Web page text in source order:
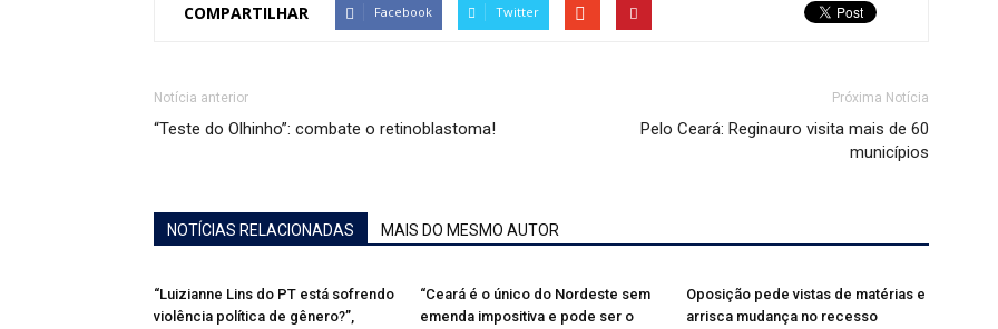
COMPARTILHAR Facebook Twitter
Notícia anterior
“Teste do Olhinho”: combate o retinoblastoma!
Próxima Notícia
Pelo Ceará: Reginauro visita mais de 60
municípios
NOTÍCIAS RELACIONADAS MAIS DO MESMO AUTOR
“Luizianne Lins do PT está sofrendo
violência política de gênero?”,
“Ceará é o único do Nordeste sem
emenda impositiva e pode ser o
Oposição pede vistas de matérias e
arrisca mudança no recesso